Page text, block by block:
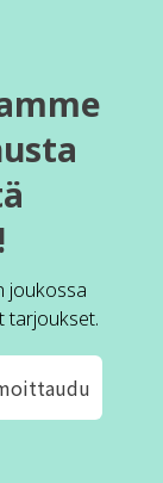
joukossa
tarjoukset.